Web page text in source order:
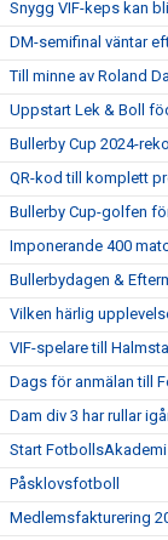
Snygg VIF-keps kan
DM-semifinal väntar
Till minne av Roland
Uppstart Lek & Boll
Bullerby Cup 2024-
QR-kod till komplett
Bullerby Cup-golfen
Imponerande 400
Bullerbydagen &
Vilken härlig
VIF-spelare till
Dags för anmälan till
Dam div 3 har rullar
Start
Påsklovsfotboll
Medlemsfakturering